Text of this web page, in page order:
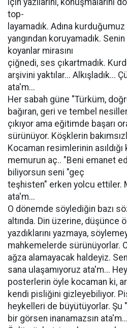
için yazılarını,
top-
layamadık. Adına
yangından koruyamadık. Senin
koyanlar mirasını
çiğnedi, ses çıkartmadık.
arşivini yaktılar... Alkışladık...
ata'm...
Her sabah güne "Türküm,
bağıran, geri ve tembel
çıkıyor ama eğitimde başarı
sürünüyor. Köşklerin
Kocaman resimlerinin
memurun aç.. "Beni emanet
biliyorsun seni "geç
teşhisten" erken yolcu ettiler.
ata'm...
O dönemde söylediğin bazı
altında. Din üzerine, düşünce
yazdıklarını yazmaya,
mahkemelerde sürünüyorlar. O
ağza alamayacak haldeyiz.
sana ulaşamıyoruz ata'm...
posterlerin öyle kocaman ki,
kendi pisliğini gizleyebiliyor.
heykelleri de büyütüyorlar.
bir görsen inanamazsın